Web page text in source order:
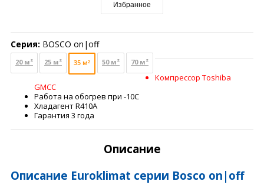
Избранное
Серия: BOSCO on|off
20 м² 25 м² 35 м² 50 м² 70 м²
Компрессор Toshiba
GMCC
Работа на обогрев при -10С
Хладагент R410A
Гарантия 3 года
Описание
Описание Euroklimat серии Bosco on|off